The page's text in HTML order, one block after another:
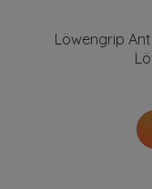
Löwengrip